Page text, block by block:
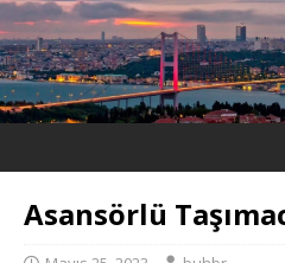
Asansörlü